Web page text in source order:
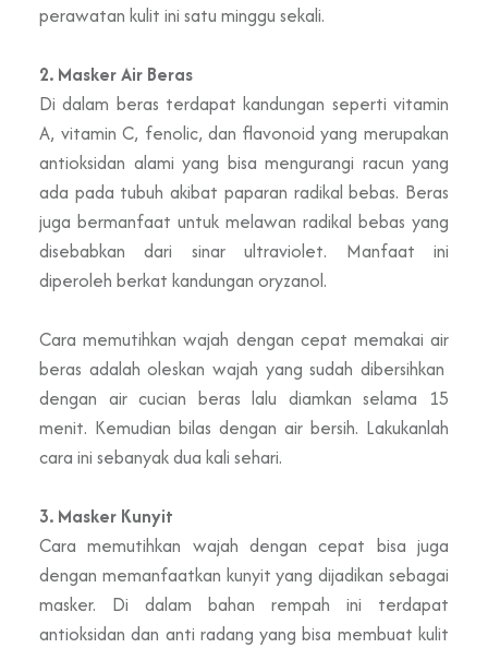
perawatan kulit ini satu minggu sekali.
2. Masker Air Beras
Di dalam beras terdapat kandungan seperti vitamin
A, vitamin C, fenolic, dan flavonoid yang merupakan
antioksidan alami yang bisa mengurangi racun yang
ada pada tubuh akibat paparan radikal bebas. Beras
juga bermanfaat untuk melawan radikal bebas yang
disebabkan dari sinar ultraviolet. Manfaat ini
diperoleh berkat kandungan oryzanol.
Cara memutihkan wajah dengan cepat memakai air
beras adalah oleskan wajah yang sudah dibersihkan
dengan air cucian beras lalu diamkan selama 15
menit. Kemudian bilas dengan air bersih. Lakukanlah
cara ini sebanyak dua kali sehari.
3. Masker Kunyit
Cara memutihkan wajah dengan cepat bisa juga
dengan memanfaatkan kunyit yang dijadikan sebagai
masker. Di dalam bahan rempah ini terdapat
antioksidan dan anti radang yang bisa membuat kulit